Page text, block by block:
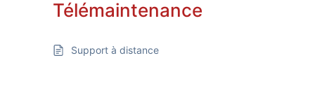
Télémaintenance
Support à distance